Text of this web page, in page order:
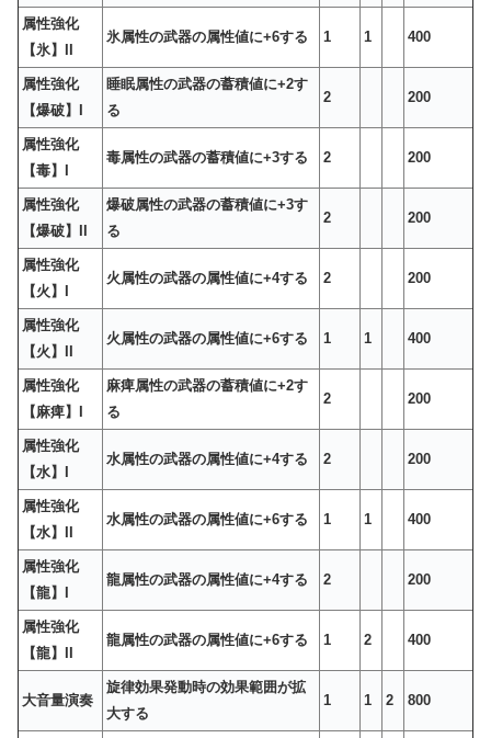
属性強化
【氷】II
氷属性の武器の属性値に+6する 1 1 400
属性強化
【爆破】I
睡眠属性の武器の蓄積値に+2す
る
2 200
属性強化
【毒】I
毒属性の武器の蓄積値に+3する 2 200
属性強化
【爆破】II
爆破属性の武器の蓄積値に+3す
る
2 200
属性強化
【火】I
火属性の武器の属性値に+4する 2 200
属性強化
【火】II
火属性の武器の属性値に+6する 1 1 400
属性強化
【麻痺】I
麻痺属性の武器の蓄積値に+2す
る
2 200
属性強化
【水】I
水属性の武器の属性値に+4する 2 200
属性強化
【水】II
水属性の武器の属性値に+6する 1 1 400
属性強化
【龍】I
龍属性の武器の属性値に+4する 2 200
属性強化
【龍】II
龍属性の武器の属性値に+6する 1 2 400
大音量演奏
旋律効果発動時の効果範囲が拡
大する
1 1 2 800